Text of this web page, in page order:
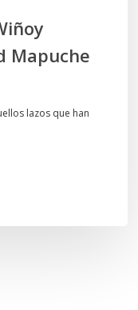
Mapuche
lazos que han